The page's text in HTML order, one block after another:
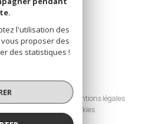
droits réservés
partenaires
Mentions légales
Cookies
l'utilisation des
proposer des
des statistiques !